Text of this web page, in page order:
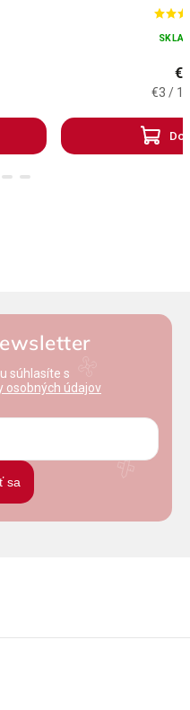
€3 /
Do
súhlasíte s
osobných údajov
sa